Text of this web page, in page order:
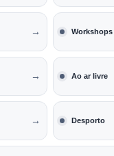
→ Workshops
→ Ao ar livre
→ Desporto